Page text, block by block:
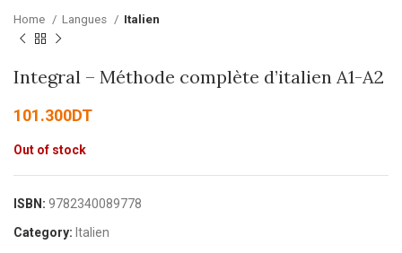
Home Langues Italien
Integral – Méthode complète d’italien A1-A2
101.300DT
Out of stock
ISBN: 9782340089778
Category: Italien